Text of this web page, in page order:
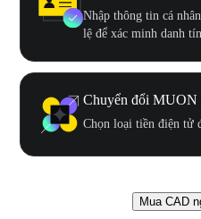
Nhập thông tin cá
lệ để xác minh danh
Chuyển đổi MUON
Chọn loại tiền điện tử
Mua CAD